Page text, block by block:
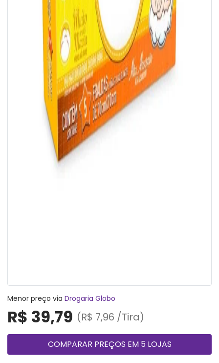
Menor preço via Drogaria Globo
R$ 39,79 (R$ 7,96 /Tira)
COMPARAR PREÇOS EM 5 LOJAS